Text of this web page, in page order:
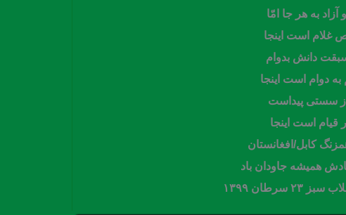
به هر جا امّا
غلام است اینجا
دانش بدوام
دوام است اینجا
ز سستی پیداست
قیام است اینجا
همیشه جاودان باد
سرطان ۱۳۹۹